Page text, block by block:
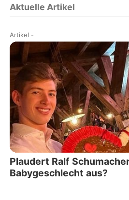
Aktuelle Artikel
Artikel -
Plaudert Ralf
Babygeschlecht aus?